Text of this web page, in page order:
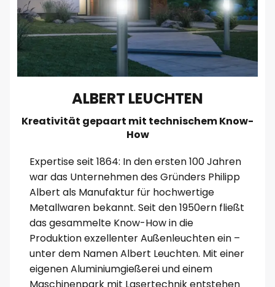
ALBERT LEUCHTEN
Kreativität gepaart mit technischem Know-
How
Expertise seit 1864: In den ersten 100 Jahren
war das Unternehmen des Gründers Philipp
Albert als Manufaktur für hochwertige
Metallwaren bekannt. Seit den 1950ern fließt
das gesammelte Know-How in die
Produktion exzellenter Außenleuchten ein –
unter dem Namen Albert Leuchten. Mit einer
eigenen Aluminiumgießerei und einem